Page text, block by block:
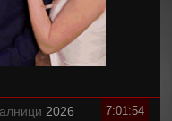
Стојановски
7:01:54
2026